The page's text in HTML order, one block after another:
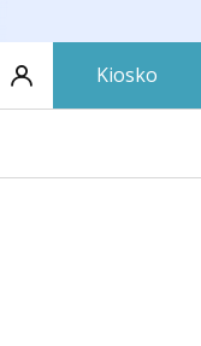
Kiosko